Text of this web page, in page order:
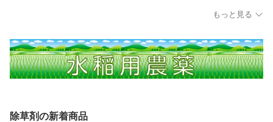
ウリカワ・ミズガヤツ
リ・オモダカ
ウリカワ・ミズガヤツ
リ・オモダカ
機散布 ドローン散布
移植水稲 直播水稲 ノ
ウリカワ・ミズガヤツ
リ・クログワイ
もっと見る
除草剤の新着商品